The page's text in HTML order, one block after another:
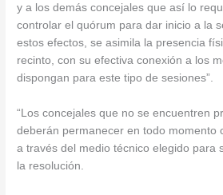
y a los demás concejales que así lo
controlar el quórum para dar inicio a la
estos efectos, se asimila la presencia
recinto, con su efectiva conexión a los
dispongan para este tipo de sesiones”.
“Los concejales que no se encuentren
deberán permanecer en todo momento
a través del medio técnico elegido para
la resolución.